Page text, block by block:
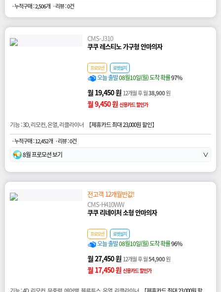
· 누적구매 : 2,506개 · 리뷰 : 0건
CMS-J310
쿠쿠 레스티노 가구형 안마의자
프로모션 로켓설치
오늘 출발08월10일(월) 도착 확률97%
월 19,450 원 12개월 후 월38,900원
월 9,450 원 신용카드 할인가
기능 : 3D, 리모컨, 온열, 리클라이너 【제휴카드 최대 23,000원 할인】
· 누적구매 : 12,452개 · 리뷰 : 0건
8월 프로모션 보기 ∨
전고객 12개월반값!
CMS-H410WW
쿠쿠 리네이처 소형 안마의자
프로모션 로켓설치
오늘 출발08월10일(월) 도착 확률96%
월 27,450 원 12개월 후 월54,900원
월 17,450 원 신용카드 할인가